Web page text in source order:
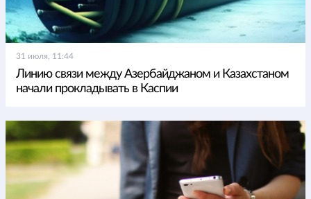
31 июля, 11:44
Линию связи между Азербайджаном и Казахстаном
начали прокладывать в Каспии